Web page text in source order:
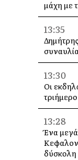
μάχη με
13:35
13:30
Οι
13:28
Ένα
δύσκολη